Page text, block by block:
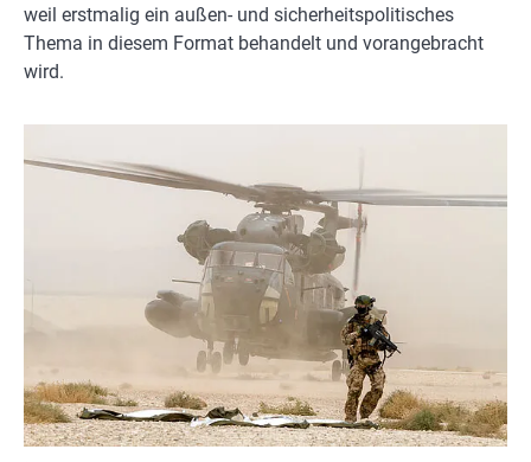
weil erstmalig ein außen- und sicherheitspolitisches
Thema in diesem Format behandelt und vorangebracht
wird.